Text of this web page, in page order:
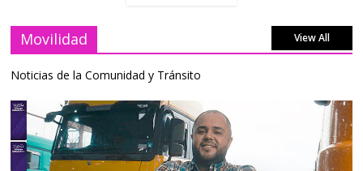
Movilidad View All
Noticias de la Comunidad y Tránsito